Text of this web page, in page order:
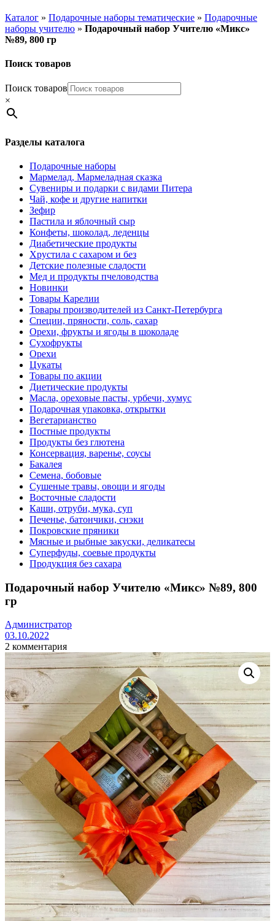
Каталог » Подарочные наборы тематические » Подарочные
наборы учителю » Подарочный набор Учителю «Микс»
№89, 800 гр
Поиск товаров
Поиск товаров
×
Разделы каталога
Подарочные наборы
Мармелад, Мармеладная сказка
Сувениры и подарки с видами Питера
Чай, кофе и другие напитки
Зефир
Пастила и яблочный сыр
Конфеты, шоколад, леденцы
Диабетические продукты
Хрустила с сахаром и без
Детские полезные сладости
Мед и продукты пчеловодства
Новинки
Товары Карелии
Товары производителей из Санкт-Петербурга
Специи, пряности, соль, сахар
Орехи, фрукты и ягоды в шоколаде
Сухофрукты
Орехи
Цукаты
Товары по акции
Диетические продукты
Масла, ореховые пасты, урбечи, хумус
Подарочная упаковка, открытки
Вегетарианство
Постные продукты
Продукты без глютена
Консервация, варенье, соусы
Бакалея
Семена, бобовые
Сушеные травы, овощи и ягоды
Восточные сладости
Каши, отруби, мука, суп
Печенье, батончики, снэки
Покровские пряники
Мясные и рыбные закуски, деликатесы
Суперфуды, соевые продукты
Продукция без сахара
Подарочный набор Учителю «Микс» №89, 800
гр
Администратор
03.10.2022
2 комментария